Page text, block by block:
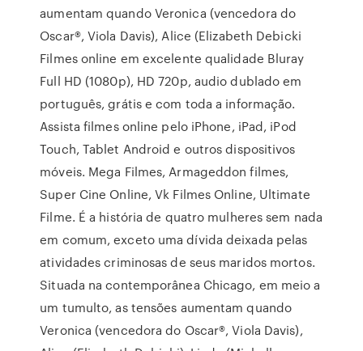
aumentam quando Veronica (vencedora do
Oscar®, Viola Davis), Alice (Elizabeth Debicki
Filmes online em excelente qualidade Bluray
Full HD (1080p), HD 720p, audio dublado em
português, grátis e com toda a informação.
Assista filmes online pelo iPhone, iPad, iPod
Touch, Tablet Android e outros dispositivos
móveis. Mega Filmes, Armageddon filmes,
Super Cine Online, Vk Filmes Online, Ultimate
Filme. É a história de quatro mulheres sem nada
em comum, exceto uma dívida deixada pelas
atividades criminosas de seus maridos mortos.
Situada na contemporânea Chicago, em meio a
um tumulto, as tensões aumentam quando
Veronica (vencedora do Oscar®, Viola Davis),